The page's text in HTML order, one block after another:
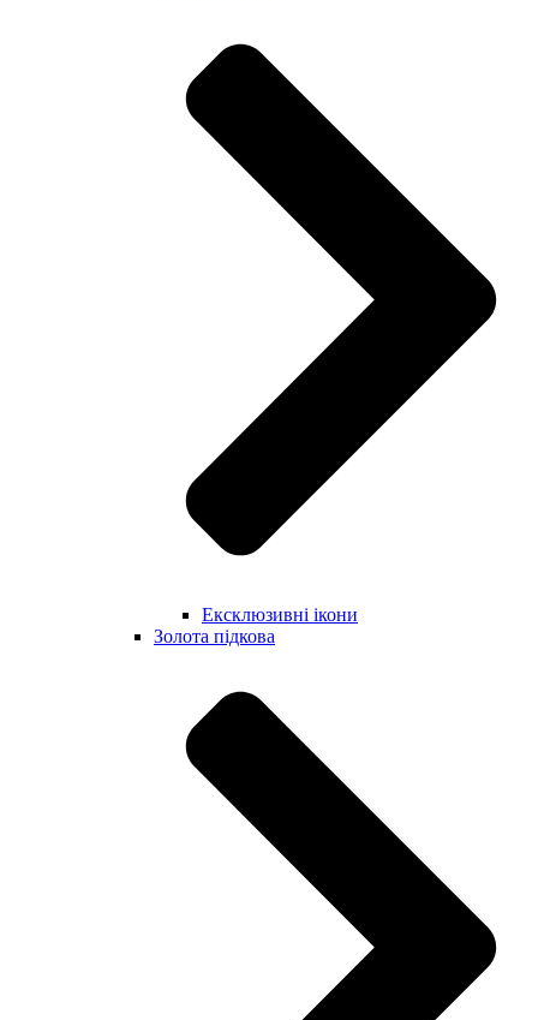
Ексклюзивні ікони
Золота підкова